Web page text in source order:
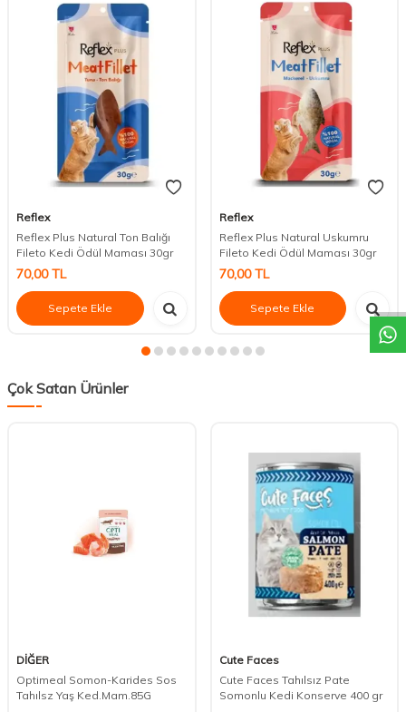
Reflex
Reflex Plus Natural Ton Balığı
Fileto Kedi Ödül Maması 30gr
70,00TL
Sepete Ekle
Reflex
Reflex Plus Natural Uskumru
Fileto Kedi Ödül Maması 30gr
70,00TL
Sepete Ekle
Çok Satan Ürünler
DİĞER
Optimeal Somon-Karides Sos
Tahılsz Yaş Ked.Mam.85G
Cute Faces
Cute Faces Tahılsız Pate
Somonlu Kedi Konserve 400 gr